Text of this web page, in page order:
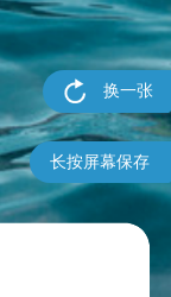
换一张
长按屏幕保存